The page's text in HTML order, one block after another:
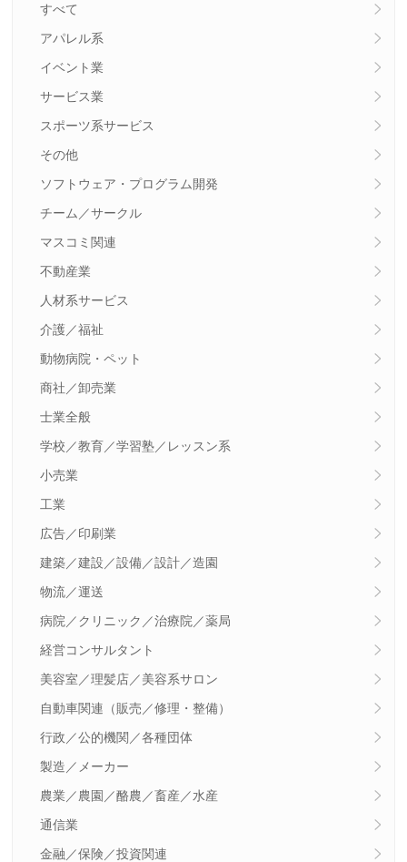
すべて
アパレル系
イベント業
サービス業
スポーツ系サービス
その他
ソフトウェア・プログラム開発
チーム／サークル
マスコミ関連
不動産業
人材系サービス
介護／福祉
動物病院・ペット
商社／卸売業
士業全般
学校／教育／学習塾／レッスン系
小売業
工業
広告／印刷業
建築／建設／設備／設計／造園
物流／運送
病院／クリニック／治療院／薬局
経営コンサルタント
美容室／理髪店／美容系サロン
自動車関連（販売／修理・整備）
行政／公的機関／各種団体
製造／メーカー
農業／農園／酪農／畜産／水産
通信業
金融／保険／投資関連